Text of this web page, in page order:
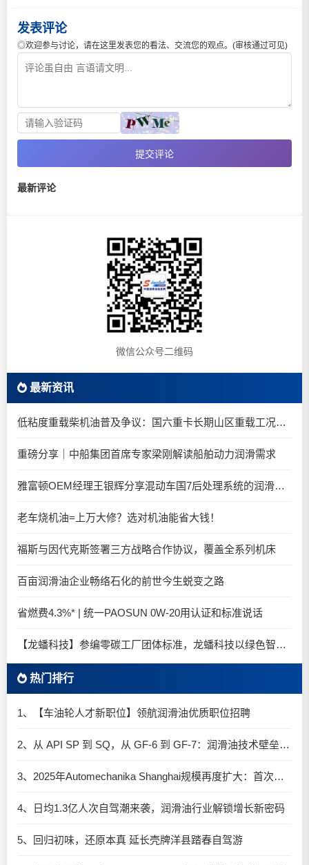
发表评论
◎欢迎参与讨论，请在这里发表您的看法、交流您的观点。(审核通过可见)
提交评论
最新评论
微信公众号二维码
最新资讯
低粘度重载柴机油普及争议：国六重卡长期山区重载工况是否适合0W-20柴油机油？
重磅分享｜中船集团首席专家梁刚解读船舶动力润滑需求
雅富顿OEM经理王银辉分享混动车国7后处理系统的润滑油要求
老车烧机油=上万大修？选对机油能省大钱！
福斯与因代克斯签署三方战略合作协议，覆盖全系列机床
百亩润滑油企业畅络石化的前世今生蜕变之路
省燃费4.3%* | 统一PAOSUN 0W-20用认证和标准说话
【龙蟠科技】参编零碳工厂团体标准，龙蟠科技以绿色智造锚定零碳未来
热门排行
1、【车油轮人才新职位】领航润滑油优质职位招聘
2、从 API SP 到 SQ，从 GF-6 到 GF-7：润滑油技术壁垒再升高，你准备好了吗？
3、2025年Automechanika Shanghai规模再度扩大：首次启用国家会展中心（上海）全部15个展馆
4、日均1.3亿人次自驾潮来袭，润滑油行业解锁增长新密码​
5、回归初味，还原本真 延长壳牌洋县踏春自驾游